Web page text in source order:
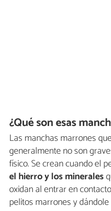
¿Qué son esas
Las manchas marrones
generalmente no son
físico. Se crean cuando el
el hierro y los minerales
oxidan al entrar en
pelitos marrones y